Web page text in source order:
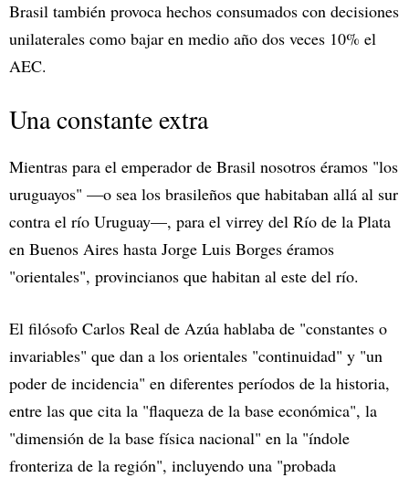
Brasil también provoca hechos consumados con decisiones
unilaterales como bajar en medio año dos veces 10% el
AEC.
Una constante extra
Mientras para el emperador de Brasil nosotros éramos "los
uruguayos" —o sea los brasileños que habitaban allá al sur
contra el río Uruguay—, para el virrey del Río de la Plata
en Buenos Aires hasta Jorge Luis Borges éramos
"orientales", provincianos que habitan al este del río.
El filósofo Carlos Real de Azúa hablaba de "constantes o
invariables" que dan a los orientales "continuidad" y "un
poder de incidencia" en diferentes períodos de la historia,
entre las que cita la "flaqueza de la base económica", la
"dimensión de la base física nacional" en la "índole
fronteriza de la región", incluyendo una "probada